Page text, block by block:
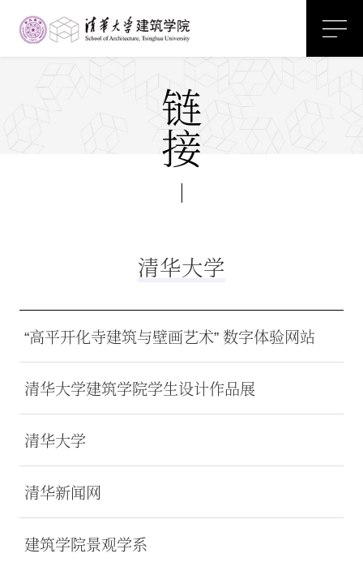
链
接
清华大学
“高平开化寺建筑与壁画艺术” 数字体验网站
清华大学建筑学院学生设计作品展
清华大学
清华新闻网
建筑学院景观学系